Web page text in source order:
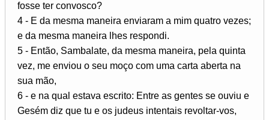
fosse ter convosco?
4 - E da mesma maneira enviaram a mim quatro vezes;
e da mesma maneira lhes respondi.
5 - Então, Sambalate, da mesma maneira, pela quinta
vez, me enviou o seu moço com uma carta aberta na
sua mão,
6 - e na qual estava escrito: Entre as gentes se ouviu e
Gesém diz que tu e os judeus intentais revoltar-vos,